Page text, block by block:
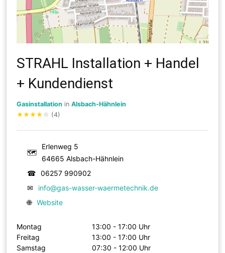
STRAHL Installation + Handel
+ Kundendienst
Gasinstallation inAlsbach-Hähnlein
★★★★ ☆ (4)
🗺
Erlenweg 5
64665 Alsbach-Hähnlein
☎
06257 990902
✉
info@gas-wasser-waermetechnik.de
🌐 Website
Montag
13:00 - 17:00 Uhr
Freitag
13:00 - 17:00 Uhr
Samstag
07:30 - 12:00 Uhr